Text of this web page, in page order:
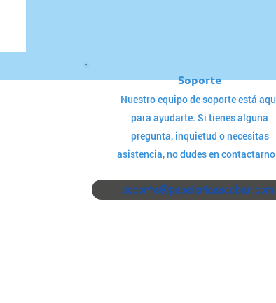
Soporte
Nuestro equipo de soporte está
para ayudarte. Si tienes alguna
pregunta, inquietud o necesitas
asistencia, no dudes en
soporte@papeleriaescobar.com